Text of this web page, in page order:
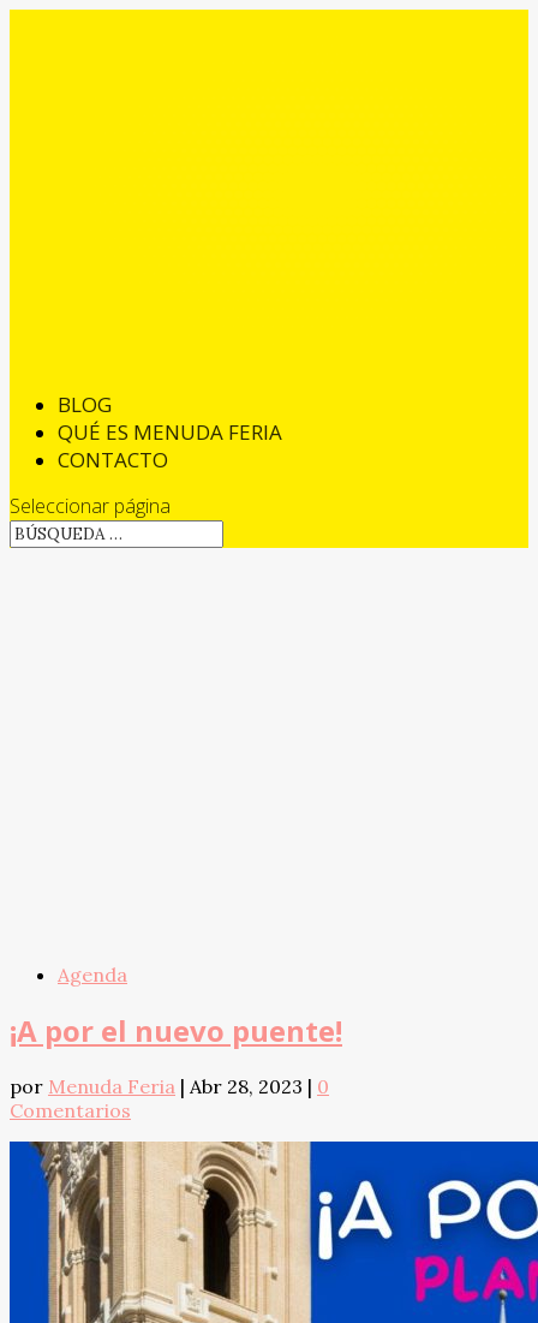
BLOG
QUÉ ES MENUDA FERIA
CONTACTO
Seleccionar página
Agenda
¡A por el nuevo puente!
por Menuda Feria | Abr 28, 2023 | 0
Comentarios